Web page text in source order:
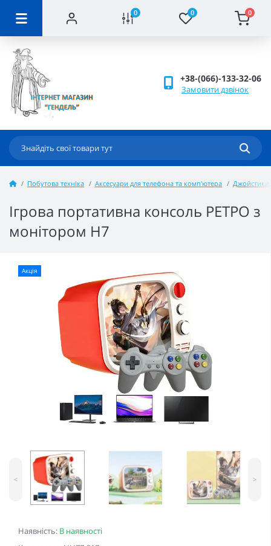
0 0 0
+38-(066)-133-32-06
Замовити дзвінок
Побутова технІка Аксесуари для телефона та комп'ютера
Ігрова портативна консоль РЕТРО з
монітором H7
Наявність: В наявності
Акція
< >